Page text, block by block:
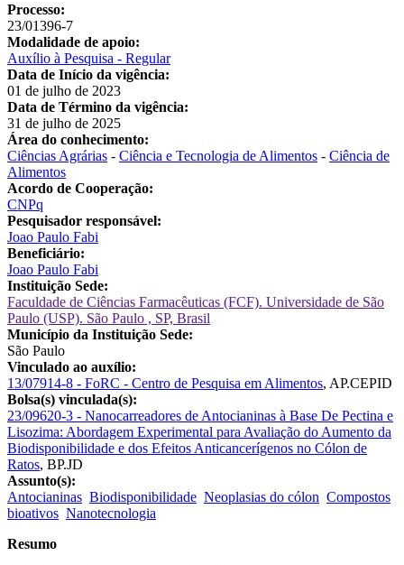
Processo:
23/01396-7
Modalidade de apoio:
Auxílio à Pesquisa - Regular
Data de Início da vigência:
01 de julho de 2023
Data de Término da vigência:
31 de julho de 2025
Área do conhecimento:
Ciências Agrárias - Ciência e Tecnologia de Alimentos - Ciência de
Alimentos
Acordo de Cooperação:
CNPq
Pesquisador responsável:
Joao Paulo Fabi
Beneficiário:
Joao Paulo Fabi
Instituição Sede:
Faculdade de Ciências Farmacêuticas (FCF). Universidade de São
Paulo (USP). São Paulo , SP, Brasil
Município da Instituição Sede:
São Paulo
Vinculado ao auxílio:
13/07914-8 - FoRC - Centro de Pesquisa em Alimentos, AP.CEPID
Bolsa(s) vinculada(s):
23/09620-3 - Nanocarreadores de Antocianinas à Base De Pectina e
Lisozima: Abordagem Experimental para Avaliação do Aumento da
Biodisponibilidade e dos Efeitos Anticancerígenos no Cólon de
Ratos, BP.JD
Assunto(s):
Antocianinas Biodisponibilidade Neoplasias do cólon Compostos
bioativos Nanotecnologia
Resumo